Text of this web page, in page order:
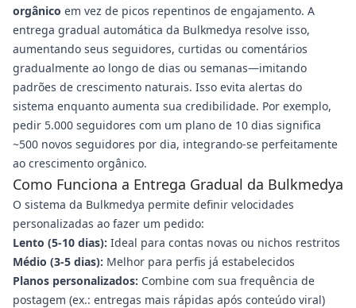
orgânico em vez de picos repentinos de engajamento. A
entrega gradual automática da Bulkmedya resolve isso,
aumentando seus seguidores, curtidas ou comentários
gradualmente ao longo de dias ou semanas—imitando
padrões de crescimento naturais. Isso evita alertas do
sistema enquanto aumenta sua credibilidade. Por exemplo,
pedir 5.000 seguidores com um plano de 10 dias significa
~500 novos seguidores por dia, integrando-se perfeitamente
ao crescimento orgânico.
Como Funciona a Entrega Gradual da Bulkmedya
O sistema da Bulkmedya permite definir velocidades
personalizadas ao fazer um pedido:
Lento (5-10 dias): Ideal para contas novas ou nichos restritos
Médio (3-5 dias): Melhor para perfis já estabelecidos
Planos personalizados: Combine com sua frequência de
postagem (ex.: entregas mais rápidas após conteúdo viral)